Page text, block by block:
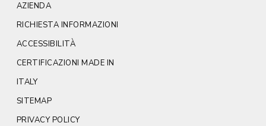
AZIENDA
RICHIESTA INFORMAZIONI
ACCESSIBILITÀ
CERTIFICAZIONI MADE IN
ITALY
SITEMAP
PRIVACY POLICY